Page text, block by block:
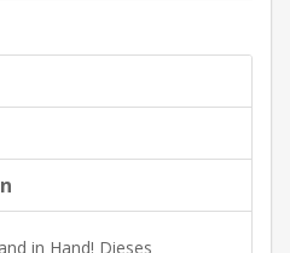
in Hand! Dieses